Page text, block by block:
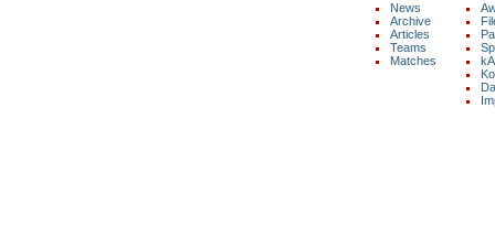
News
Archive
Articles
Teams
Matches